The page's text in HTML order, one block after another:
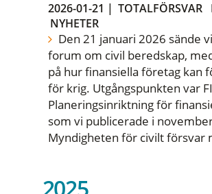
2026-01-21 | TOTALFÖRSVAR
NYHETER
Den 21 januari 2026 sände
forum om civil beredskap,
på hur finansiella företag kan
för krig. Utgångspunkten var
Planeringsinriktning för
som vi publicerade i
Myndigheten för civilt försvar
2025